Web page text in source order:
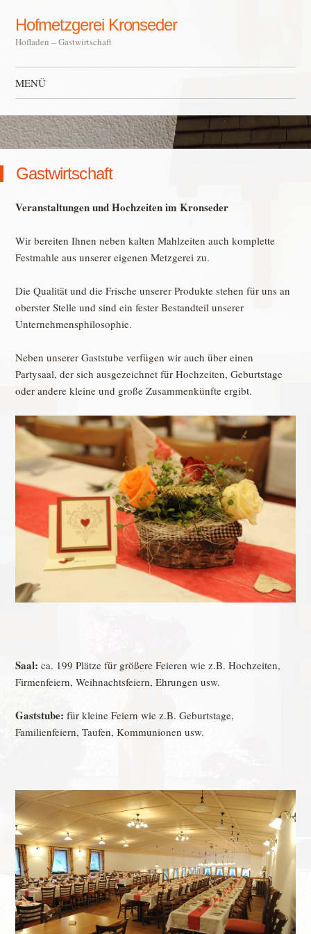
Hofmetzgerei Kronseder
Hofladen – Gastwirtschaft
MENÜ
Gastwirtschaft
Veranstaltungen und Hochzeiten im Kronseder
Wir bereiten Ihnen neben kalten Mahlzeiten auch komplette
Festmahle aus unserer eigenen Metzgerei zu.
Die Qualität und die Frische unserer Produkte stehen für uns an
oberster Stelle und sind ein fester Bestandteil unserer
Unternehmensphilosophie.
Neben unserer Gaststube verfügen wir auch über einen
Partysaal, der sich ausgezeichnet für Hochzeiten, Geburtstage
oder andere kleine und große Zusammenkünfte ergibt.
Saal: ca. 199 Plätze für größere Feieren wie z.B. Hochzeiten,
Firmenfeiern, Weihnachtsfeiern, Ehrungen usw.
Gaststube: für kleine Feiern wie z.B. Geburtstage,
Familienfeiern, Taufen, Kommunionen usw.